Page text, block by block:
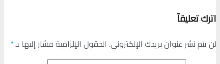
اترك تعليقاً
لن يتم نشر عنوان بريدك الإلكتروني. الحقول الإلزامية مشار إليها بـ*